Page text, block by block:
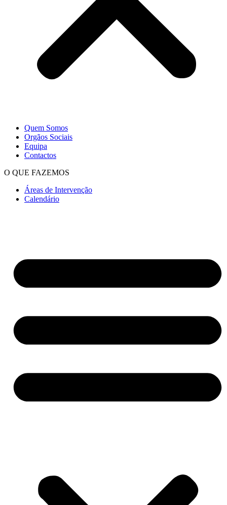
Quem Somos
Orgãos Sociais
Equipa
Contactos
O QUE FAZEMOS
Áreas de Intervenção
Calendário